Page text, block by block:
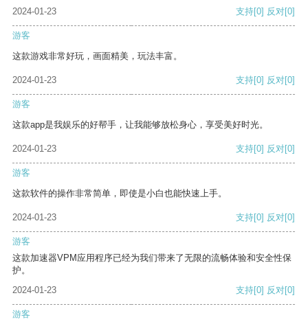
2024-01-23 支持[0] 反对[0]
游客
这款游戏非常好玩，画面精美，玩法丰富。
2024-01-23 支持[0] 反对[0]
游客
这款app是我娱乐的好帮手，让我能够放松身心，享受美好时光。
2024-01-23 支持[0] 反对[0]
游客
这款软件的操作非常简单，即使是小白也能快速上手。
2024-01-23 支持[0] 反对[0]
游客
这款加速器VPM应用程序已经为我们带来了无限的流畅体验和安全性保
护。
2024-01-23
支持[0] 反对[0]
游客